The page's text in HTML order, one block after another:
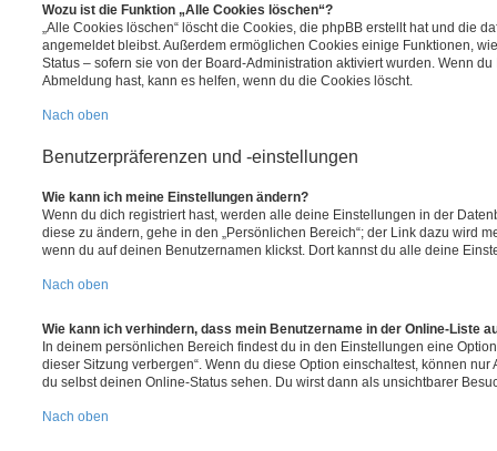
Wozu ist die Funktion „Alle Cookies löschen“?
„Alle Cookies löschen“ löscht die Cookies, die phpBB erstellt hat und die
angemeldet bleibst. Außerdem ermöglichen Cookies einige Funktionen,
Status – sofern sie von der Board-Administration aktiviert wurden. Wenn
Abmeldung hast, kann es helfen, wenn du die Cookies löscht.
Nach oben
Benutzerpräferenzen und -einstellungen
Wie kann ich meine Einstellungen ändern?
Wenn du dich registriert hast, werden alle deine Einstellungen in der
diese zu ändern, gehe in den „Persönlichen Bereich“; der Link dazu wird
wenn du auf deinen Benutzernamen klickst. Dort kannst du alle deine
Nach oben
Wie kann ich verhindern, dass mein Benutzername in der Online-Liste
In deinem persönlichen Bereich findest du in den Einstellungen eine
dieser Sitzung verbergen“. Wenn du diese Option einschaltest, können
du selbst deinen Online-Status sehen. Du wirst dann als unsichtbarer
Nach oben